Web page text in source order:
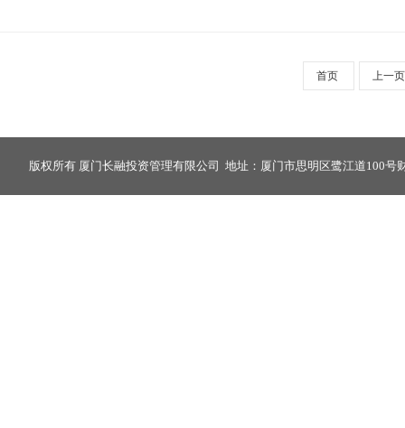
首页 上一页
版权所有 厦门长融投资管理有限公司 地址：厦门市思明区鹭江道100